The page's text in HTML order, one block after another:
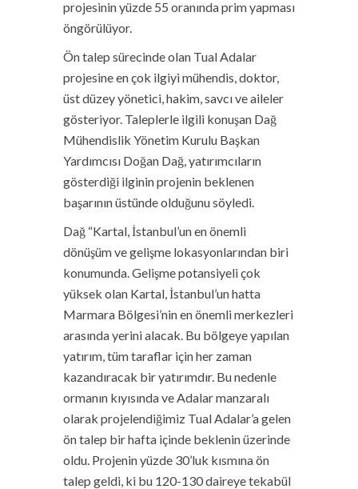
projesinin yüzde 55 oranında prim yapması
öngörülüyor.
Ön talep sürecinde olan Tual Adalar
projesine en çok ilgiyi mühendis, doktor,
üst düzey yönetici, hakim, savcı ve aileler
gösteriyor. Taleplerle ilgili konuşan Dağ
Mühendislik Yönetim Kurulu Başkan
Yardımcısı Doğan Dağ, yatırımcıların
gösterdiği ilginin projenin beklenen
başarının üstünde olduğunu söyledi.
Dağ “Kartal, İstanbul’un en önemli
dönüşüm ve gelişme lokasyonlarından biri
konumunda. Gelişme potansiyeli çok
yüksek olan Kartal, İstanbul’un hatta
Marmara Bölgesi’nin en önemli merkezleri
arasında yerini alacak. Bu bölgeye yapılan
yatırım, tüm taraflar için her zaman
kazandıracak bir yatırımdır. Bu nedenle
ormanın kıyısında ve Adalar manzaralı
olarak projelendiğimiz Tual Adalar’a gelen
ön talep bir hafta içinde beklenin üzerinde
oldu. Projenin yüzde 30’luk kısmına ön
talep geldi, ki bu 120-130 daireye tekabül